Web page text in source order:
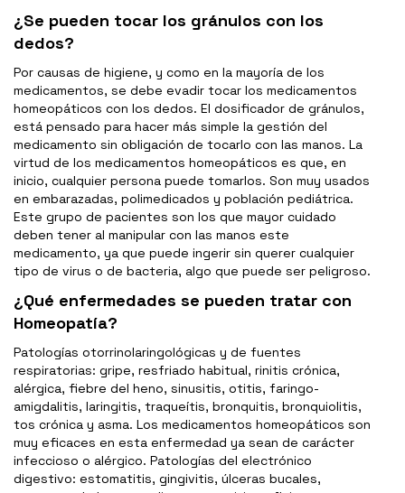
¿Se pueden tocar los gránulos con los
dedos?
Por causas de higiene, y como en la mayoría de los
medicamentos, se debe evadir tocar los medicamentos
homeopáticos con los dedos. El dosificador de gránulos,
está pensado para hacer más simple la gestión del
medicamento sin obligación de tocarlo con las manos. La
virtud de los medicamentos homeopáticos es que, en
inicio, cualquier persona puede tomarlos. Son muy usados
en embarazadas, polimedicados y población pediátrica.
Este grupo de pacientes son los que mayor cuidado
deben tener al manipular con las manos este
medicamento, ya que puede ingerir sin querer cualquier
tipo de virus o de bacteria, algo que puede ser peligroso.
¿Qué enfermedades se pueden tratar con
Homeopatía?
Patologías otorrinolaringológicas y de fuentes
respiratorias: gripe, resfriado habitual, rinitis crónica,
alérgica, fiebre del heno, sinusitis, otitis, faringo-
amigdalitis, laringitis, traqueítis, bronquitis, bronquiolitis,
tos crónica y asma. Los medicamentos homeopáticos son
muy eficaces en esta enfermedad ya sean de carácter
infeccioso o alérgico. Patologías del electrónico
digestivo: estomatitis, gingivitis, úlceras bucales,